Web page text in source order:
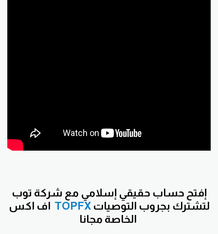
إفتح حساب حقيقي إسلامي مع شركة توب
TOPFXلتشترك بجروب التوصيات